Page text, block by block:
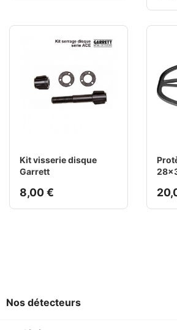
Kit visserie disque
Garrett
8,00 €
Nos détecteurs